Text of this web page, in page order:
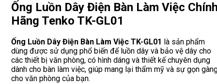
Ống Luồn Dây Điện Bàn Làm Việc
Hãng Tenko TK-GL01
Ống Luồn Dây Điện Bàn Làm Việc TK-GL01 là sản phẩm
dùng được sử dụng phổ biến để luồn dây và bảo vệ dây cho
các thiết bị văn phòng, có hình dáng và thiết kế chuyên dụng
dành cho bàn làm việc, giúp mang lại thẩm mỹ và sự gọn
cho văn phòng của bạn.